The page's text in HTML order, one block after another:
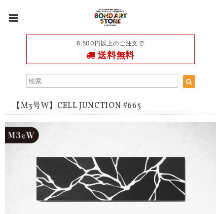
6,500円以上のご注文で
送料無料
【M3号W】CELL JUNCTION #665